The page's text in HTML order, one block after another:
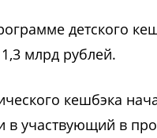
детского
млрд рублей.
кешбэка
в участвующий в